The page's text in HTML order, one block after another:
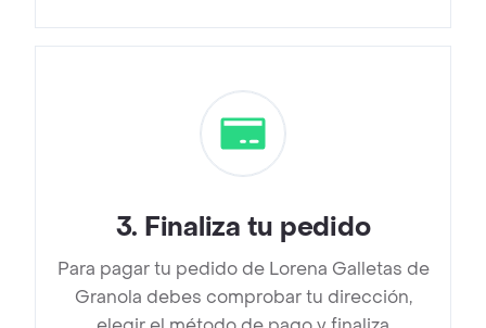
3. Finaliza tu pedido
Para pagar tu pedido de Lorena Galletas de
Granola debes comprobar tu dirección,